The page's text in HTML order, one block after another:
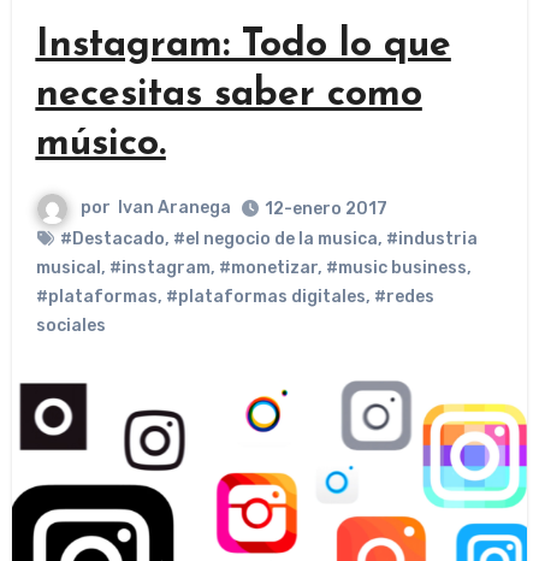
Instagram: Todo lo que
necesitas saber como
músico.
por Ivan Aranega
12-enero 2017
#Destacado, #el negocio de la musica, #industria
musical , #instagram, #monetizar, #music business,
#plataformas, #plataformas digitales, #redes
sociales